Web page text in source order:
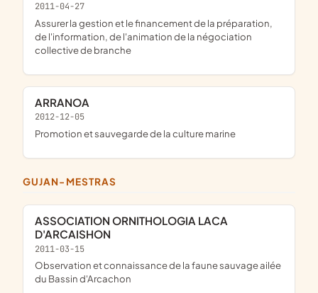
2011-04-27
assurer la gestion et le financement de la préparation,
de l'information, de l'animation de la négociation
collective de branche
ARRANOA
2012-12-05
promotion et sauvegarde de la culture marine
GUJAN-MESTRAS
ASSOCIATION ORNITHOLOGIA LACA
D'ARCAISHON
2011-03-15
observation et connaissance de la faune sauvage ailée
du Bassin d'Arcachon